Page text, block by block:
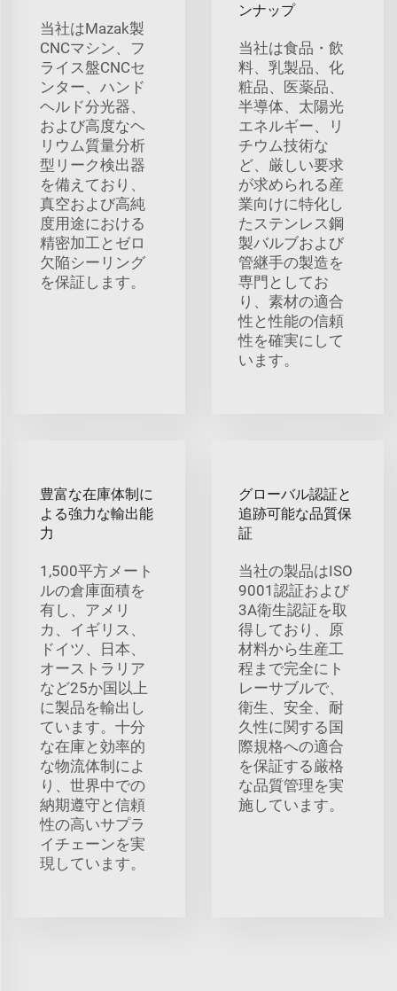
当社はMazak製
CNCマシン、フ
ライス盤CNCセ
ンター、ハンド
ヘルド分光器、
および高度なヘ
リウム質量分析
型リーク検出器
を備えており、
真空および高純
度用途における
精密加工とゼロ
欠陥シーリング
を保証します。
ンナップ
当社は食品・飲
料、乳製品、化
粧品、医薬品、
半導体、太陽光
エネルギー、リ
チウム技術な
ど、厳しい要求
が求められる産
業向けに特化し
たステンレス鋼
製バルブおよび
管継手の製造を
専門としてお
り、素材の適合
性と性能の信頼
性を確実にして
います。
豊富な在庫体制に
よる強力な輸出能
力
1,500平方メート
ルの倉庫面積を
有し、アメリ
カ、イギリス、
ドイツ、日本、
オーストラリア
など25か国以上
に製品を輸出し
ています。十分
な在庫と効率的
な物流体制によ
り、世界中での
納期遵守と信頼
性の高いサプラ
イチェーンを実
現しています。
グローバル認証と
追跡可能な品質保
証
当社の製品はISO
9001認証および
3A衛生認証を取
得しており、原
材料から生産工
程まで完全にト
レーサブルで、
衛生、安全、耐
久性に関する国
際規格への適合
を保証する厳格
な品質管理を実
施しています。